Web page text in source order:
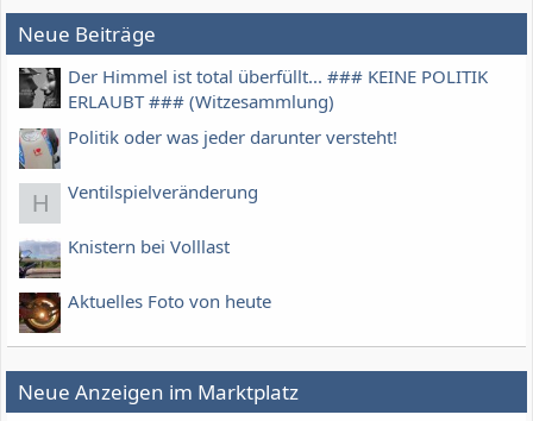
Neue Beiträge
Der Himmel ist total überfüllt... ### KEINE POLITIK
ERLAUBT ### (Witzesammlung)
Politik oder was jeder darunter versteht!
H Ventilspielveränderung
Knistern bei Volllast
Aktuelles Foto von heute
Neue Anzeigen im Marktplatz